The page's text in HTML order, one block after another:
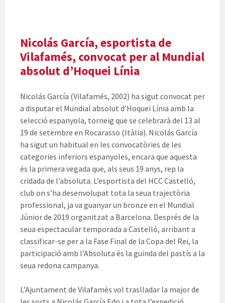
Nicolás García, esportista de
Vilafamés, convocat per al Mundial
absolut d’Hoquei Línia
Nicolás García (Vilafamés, 2002) ha sigut convocat per
a disputar el Mundial absolut d’Hoquei Línia amb la
selecció espanyola, torneig que se celebrarà del 13 al
19 de setembre en Rocarasso (Itàlia). Nicolás García
ha sigut un habitual en les convocatòries de les
categories inferiors espanyoles, encara que aquesta
és la primera vegada que, als seus 19 anys, rep la
cridada de l’absoluta. L’esportista del HCC Castelló,
club on s’ha desenvolupat tota la seua trajectòria
professional, ja va guanyar un bronze en el Mundial
Júnior de 2019 organitzat a Barcelona. Després de la
seua espectacular temporada a Castelló, arribant a
classificar-se per a la Fase Final de la Copa del Rei, la
participació amb l’Absoluta és la guinda del pastís a la
seua redona campanya.
L’Ajuntament de Vilafamés vol traslladar la major de